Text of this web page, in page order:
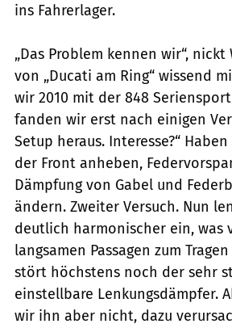
ins Fahrerlager.
„Das Problem kennen wir“, nickt
von „Ducati am Ring“ wissend
wir 2010 mit der 848
fanden wir erst nach einigen
Setup heraus. Interesse?“
der Front anheben,
Dämpfung von Gabel und
ändern. Zweiter Versuch. Nun
deutlich harmonischer ein, was
langsamen Passagen zum
stört höchstens noch der sehr
einstellbare Lenkungsdämpfer.
wir ihn aber nicht, dazu